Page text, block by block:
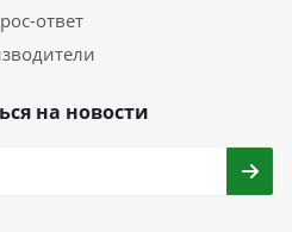
ответ
на новости